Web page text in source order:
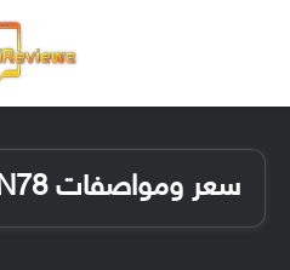
سعر ومواصفات Nokia N78